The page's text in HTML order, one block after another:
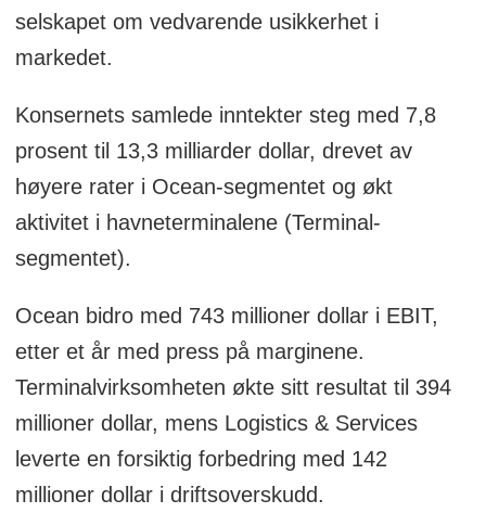
selskapet om vedvarende usikkerhet i
markedet.
Konsernets samlede inntekter steg med 7,8
prosent til 13,3 milliarder dollar, drevet av
høyere rater i Ocean-segmentet og økt
aktivitet i havneterminalene (Terminal-
segmentet).
Ocean bidro med 743 millioner dollar i EBIT,
etter et år med press på marginene.
Terminalvirksomheten økte sitt resultat til 394
millioner dollar, mens Logistics & Services
leverte en forsiktig forbedring med 142
millioner dollar i driftsoverskudd.